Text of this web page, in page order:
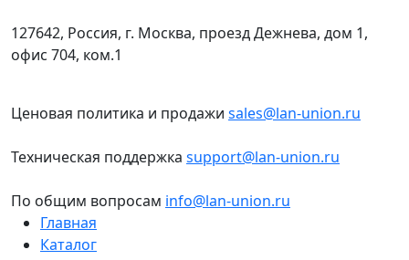
прайс-лист с ценами и наличием. Доступны оптовые
условия для крупных проектов.
Что такое патч-корд?
Короткий кабель с разъемами на концах для
соединения сетевого оборудования, часто в
телекоммуникационных шкафах.​
В чем отличие патч корда от витой пары?
Патч-корд представляет собой готовый отрезок
127642, Россия, г. Москва, проезд Дежнева, дом 1,
офис 704, ком.1
Ценовая политика и продажи sales@lan-union.ru
Техническая поддержка support@lan-union.ru
По общим вопросам info@lan-union.ru
Главная
Каталог